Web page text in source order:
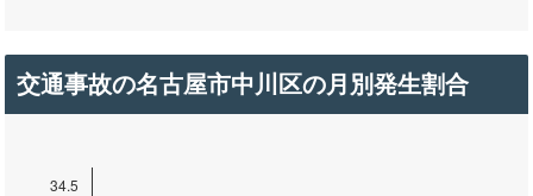
交通事故の名古屋市中川区の月別発生割合